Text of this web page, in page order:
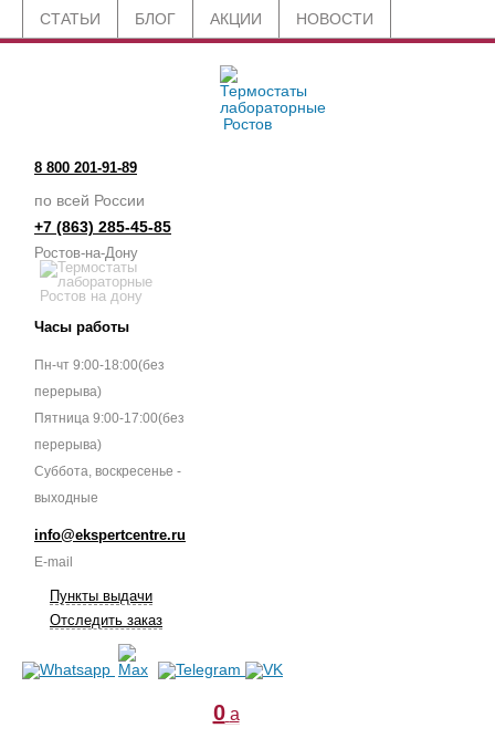
СТАТЬИ БЛОГ АКЦИИ НОВОСТИ
8 800 201-91-89
по всей России
+7 (863) 285-45-85
Ростов-на-Дону
Часы работы
Пн-чт 9:00-18:00(без
перерыва)
Пятница 9:00-17:00(без
перерыва)
Суббота, воскресенье -
выходные
info@ekspertcentre.ru
E-mail
Пункты выдачи
Отследить заказ
0 a